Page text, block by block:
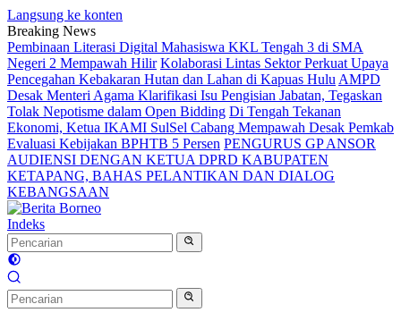
Langsung ke konten
Breaking News
Pembinaan Literasi Digital Mahasiswa KKL Tengah 3 di SMA
Negeri 2 Mempawah Hilir Kolaborasi Lintas Sektor Perkuat Upaya
Pencegahan Kebakaran Hutan dan Lahan di Kapuas Hulu AMPD
Desak Menteri Agama Klarifikasi Isu Pengisian Jabatan, Tegaskan
Tolak Nepotisme dalam Open Bidding Di Tengah Tekanan
Ekonomi, Ketua IKAMI SulSel Cabang Mempawah Desak Pemkab
Evaluasi Kebijakan BPHTB 5 Persen PENGURUS GP ANSOR
AUDIENSI DENGAN KETUA DPRD KABUPATEN
KETAPANG, BAHAS PELANTIKAN DAN DIALOG
KEBANGSAAN
Indeks